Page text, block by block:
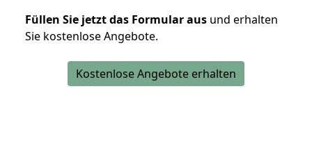
Füllen Sie jetzt das Formular aus und erhalten
Sie kostenlose Angebote.
Kostenlose Angebote erhalten